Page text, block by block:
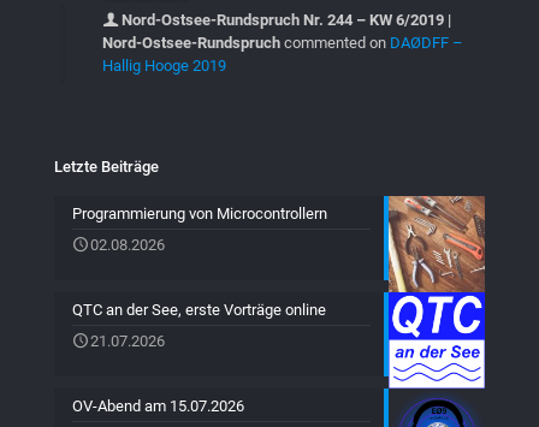
Nord-Ostsee-Rundspruch Nr. 244 – KW 6/2019 |
Nord-Ostsee-Rundspruch commented on DAØDFF –
Hallig Hooge 2019
Letzte Beiträge
Programmierung von Microcontrollern
02.08.2026
QTC an der See, erste Vorträge online
21.07.2026
OV-Abend am 15.07.2026